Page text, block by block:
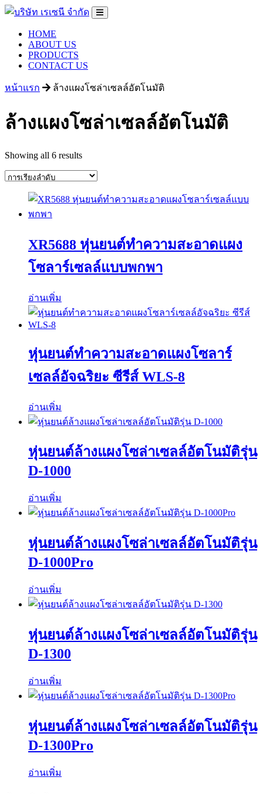
HOME
ABOUT US
PRODUCTS
CONTACT US
หน้าแรก ล้างแผงโซล่าเซลล์อัตโนมัติ
ล้างแผงโซล่าเซลล์อัตโนมัติ
Showing all 6 results
XR5688 หุ่นยนต์ทำความสะอาดแผง
โซลาร์เซลล์แบบพกพา
อ่านเพิ่ม
หุ่นยนต์ทำความสะอาดแผงโซลาร์
เซลล์อัจฉริยะ ซีรีส์ WLS-8
อ่านเพิ่ม
หุ่นยนต์ล้างแผงโซล่าเซลล์อัตโนมัติรุ่น
D-1000
อ่านเพิ่ม
หุ่นยนต์ล้างแผงโซล่าเซลล์อัตโนมัติรุ่น
D-1000Pro
อ่านเพิ่ม
หุ่นยนต์ล้างแผงโซล่าเซลล์อัตโนมัติรุ่น
D-1300
อ่านเพิ่ม
หุ่นยนต์ล้างแผงโซล่าเซลล์อัตโนมัติรุ่น
D-1300Pro
อ่านเพิ่ม